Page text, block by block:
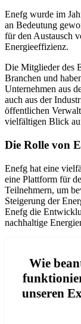
Enefg wurde im
an Bedeutung
für den Austausch
Energieeffizienz.
Die Mitglieder des
Branchen und
Unternehmen aus
auch aus der
öffentlichen
vielfältigen Blick
Die Rolle von
Enefg hat eine
eine Plattform für
Teilnehmern, um
Steigerung der
Enefg die
nachhaltige
Wie
unseren